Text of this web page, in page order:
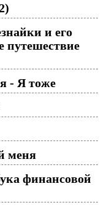
и его
путешествие
- Я тоже
меня
финансовой